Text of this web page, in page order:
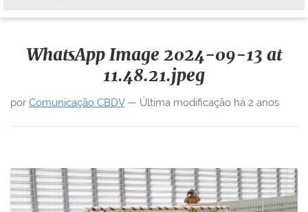
Busca Avançada…
WhatsApp Image 2024-09-13 at
11.48.21.jpeg
por Comunicação CBDV— Última modificação há 2 anos